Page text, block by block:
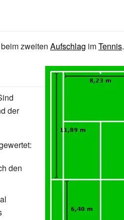
zweiten Aufschlag imTennis.
der
den